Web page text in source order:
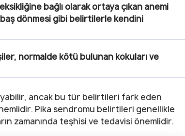
bağlı olarak ortaya çıkan anemi
dönmesi gibi belirtilerle kendini
normalde kötü bulunan kokuları ve
ancak bu tür belirtileri fark eden
Pika sendromu belirtileri genellikle
zamanında teşhisi ve tedavisi önemlidir.